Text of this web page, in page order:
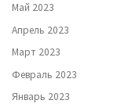
Май 2023
Апрель 2023
Март 2023
Февраль 2023
Январь 2023